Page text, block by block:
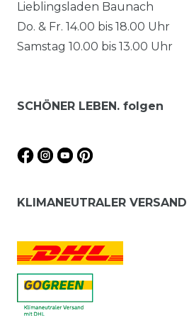
Lieblingsladen Baunach
Do. & Fr. 14.00 bis 18.00 Uhr
Samstag 10.00 bis 13.00 Uhr
SCHÖNER LEBEN. folgen
KLIMANEUTRALER VERSAND